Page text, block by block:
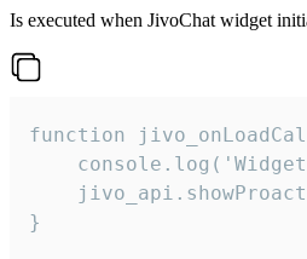
Is executed when JivoChat widget
function
}